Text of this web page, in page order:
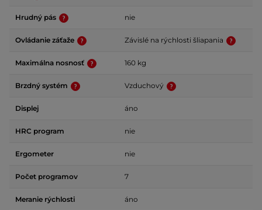
Hrudný pás nie
Ovládanie záťaže Závislé na rýchlosti šliapania
Maximálna nosnosť 160 kg
Brzdný systém Vzduchový
Displej áno
HRC program nie
Ergometer nie
Počet programov 7
Meranie rýchlosti áno